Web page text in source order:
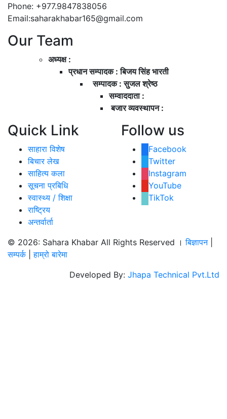
Phone: +977.9847838056
Email:saharakhabar165@gmail.com
Our Team
अध्यक्ष :
प्रधान सम्पादक : बिजय सिंह भारती
सम्पादक : सुजल श्रेष्ठ
सम्वाददाता :
बजार व्यवस्थापन :
Quick Link
साहारा विशेष
बिचार लेख
साहित्य कला
सूचना प्रबिधि
स्वास्थ्य / शिक्षा
राष्ट्रिय
अन्तर्वार्ता
Follow us
Facebook
Twitter
Instagram
YouTube
TikTok
© 2026: Sahara Khabar All Rights Reserved ।बिज्ञापन|
सम्पर्क
|हाम्रो बारेमा
Developed By: Jhapa Technical Pvt.Ltd